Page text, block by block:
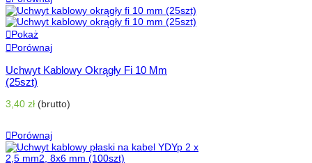
Pokaż
Porównaj
Uchwyt Kablowy Okrągły Fi 10 Mm
(25szt)
3,40 zł (brutto)
Porównaj